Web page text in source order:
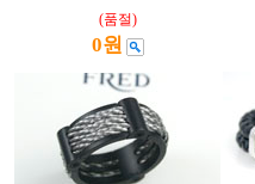
(품절)
0원